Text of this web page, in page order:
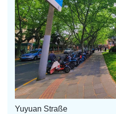
Yuyuan Straße